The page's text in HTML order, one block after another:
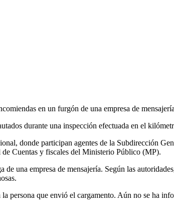
en un furgón de una empresa de
durante una inspección efectuada en el
donde participan agentes de la Subdirección
Cuentas y fiscales del Ministerio Público (MP).
una empresa de mensajería. Según las
persona que envió el cargamento. Aún no se ha